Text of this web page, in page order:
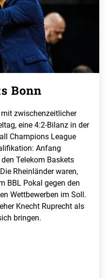
Bonn
zwischenzeitlicher
eine 4:2-Bilanz in der
Champions League
Anfang
Telekom Baskets
Rheinländer waren,
BBL Pokal gegen den
Wettbewerben im Soll.
Knecht Ruprecht als
bringen.